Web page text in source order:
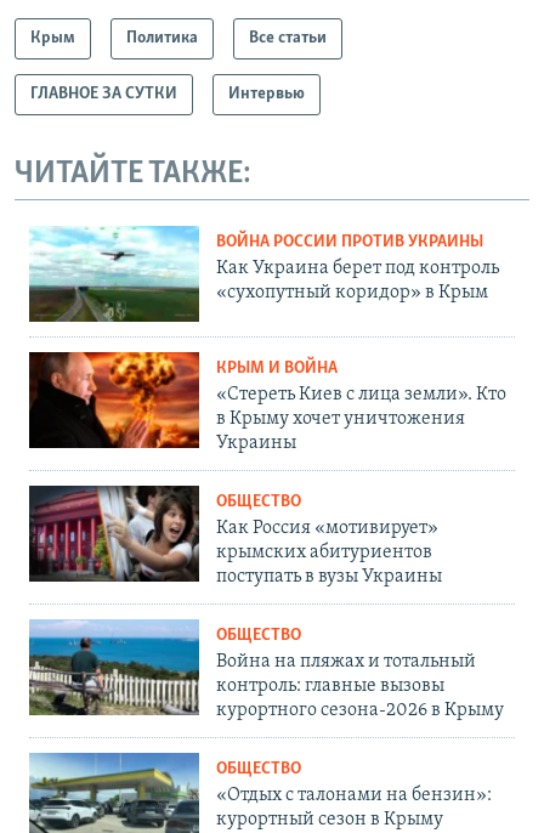
Крым Политика Все статьи
ГЛАВНОЕ ЗА СУТКИ Интервью
ЧИТАЙТЕ ТАКЖЕ:
ВОЙНА РОССИИ ПРОТИВ УКРАИНЫ
Как Украина берет под контроль
«сухопутный коридор» в Крым
КРЫМ И ВОЙНА
«Стереть Киев с лица земли». Кто
в Крыму хочет уничтожения
Украины
ОБЩЕСТВО
Как Россия «мотивирует»
крымских абитуриентов
поступать в вузы Украины
ОБЩЕСТВО
Война на пляжах и тотальный
контроль: главные вызовы
курортного сезона-2026 в Крыму
ОБЩЕСТВО
«Отдых с талонами на бензин»:
курортный сезон в Крыму